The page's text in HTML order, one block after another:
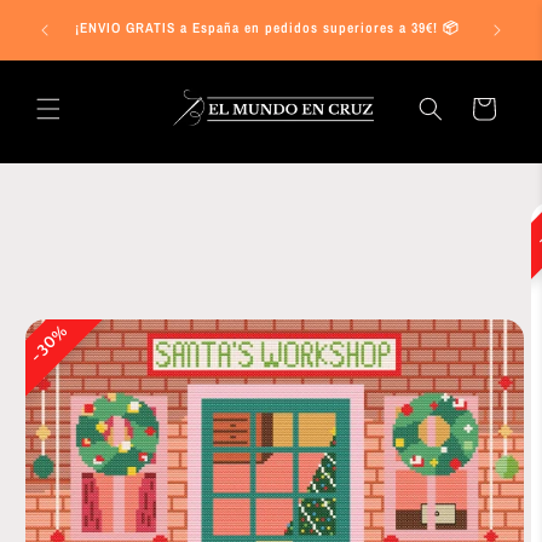
directamente
25€ en ¡ENVIO GRATIS a España en pedidos superiores a 39€! 📦
Carrito
30%